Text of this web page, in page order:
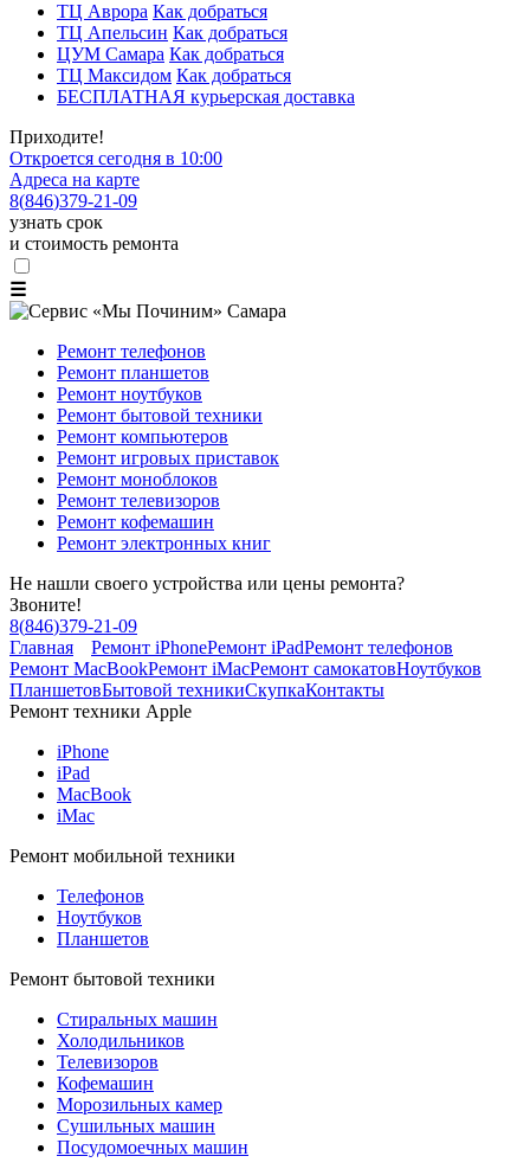
ТЦ Аврора Как добраться
ТЦ Апельсин Как добраться
ЦУМ Самара Как добраться
ТЦ Максидом Как добраться
БЕСПЛАТНАЯ курьерская доставка
Приходите!
Откроется сегодня в 10:00
Адреса на карте
8(846)379-21-09
узнать срок
и стоимость ремонта
☰
Ремонт телефонов
Ремонт планшетов
Ремонт ноутбуков
Ремонт бытовой техники
Ремонт компьютеров
Ремонт игровых приставок
Ремонт моноблоков
Ремонт телевизоров
Ремонт кофемашин
Ремонт электронных книг
Не нашли своего устройства или цены ремонта?
Звоните!
8(846)379-21-09
Главная
Ремонт iPhoneРемонт iPadРемонт телефонов
Ремонт MacBookРемонт iMacРемонт самокатовНоутбуков
ПланшетовБытовой техникиСкупкаКонтакты
Ремонт техники Apple
iPhone
iPad
MacBook
iMac
Ремонт мобильной техники
Телефонов
Ноутбуков
Планшетов
Ремонт бытовой техники
Стиральных машин
Холодильников
Телевизоров
Кофемашин
Морозильных камер
Сушильных машин
Посудомоечных машин